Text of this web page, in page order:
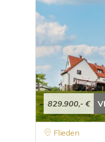
829.900,- €
Flieden